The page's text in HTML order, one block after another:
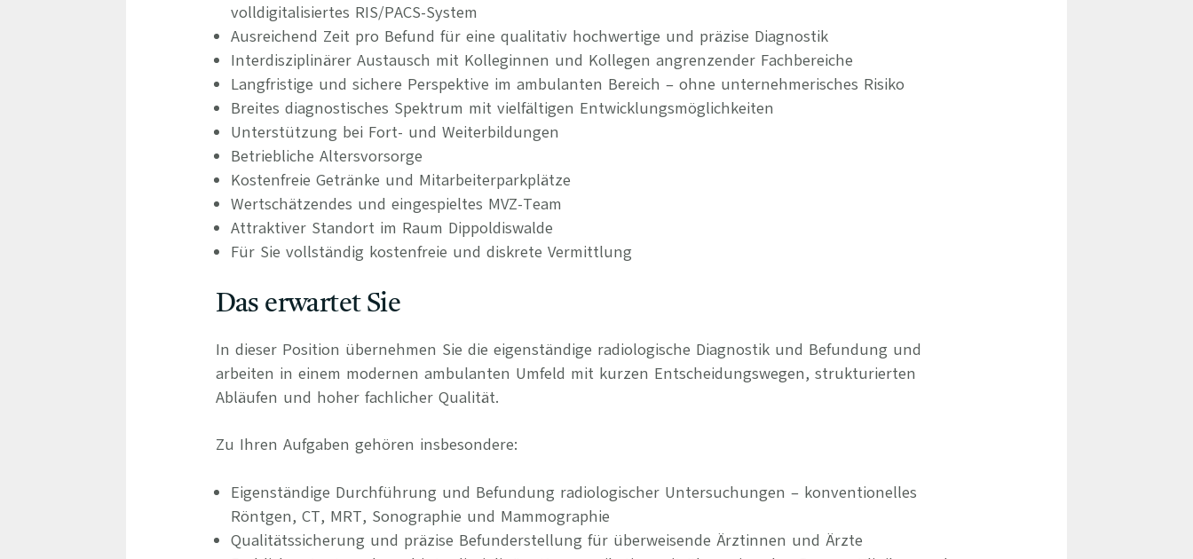
volldigitalisiertes RIS/PACS-System
Ausreichend Zeit pro Befund für eine qualitativ hochwertige und präzise Diagnostik
Interdisziplinärer Austausch mit Kolleginnen und Kollegen angrenzender Fachbereiche
Langfristige und sichere Perspektive im ambulanten Bereich – ohne unternehmerisches Risiko
Breites diagnostisches Spektrum mit vielfältigen Entwicklungsmöglichkeiten
Unterstützung bei Fort- und Weiterbildungen
Betriebliche Altersvorsorge
Kostenfreie Getränke und Mitarbeiterparkplätze
Wertschätzendes und eingespieltes MVZ-Team
Attraktiver Standort im Raum Dippoldiswalde
Für Sie vollständig kostenfreie und diskrete Vermittlung
Das erwartet Sie
In dieser Position übernehmen Sie die eigenständige radiologische Diagnostik und Befundung und
arbeiten in einem modernen ambulanten Umfeld mit kurzen Entscheidungswegen, strukturierten
Abläufen und hoher fachlicher Qualität.
Zu Ihren Aufgaben gehören insbesondere:
Eigenständige Durchführung und Befundung radiologischer Untersuchungen – konventionelles
Röntgen, CT, MRT, Sonographie und Mammographie
Qualitätssicherung und präzise Befunderstellung für überweisende Ärztinnen und Ärzte